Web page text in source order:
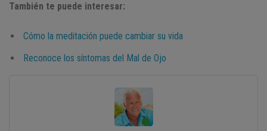
También te puede interesar:
Cómo la meditación puede cambiar su vida
Reconoce los síntomas del Mal de Ojo